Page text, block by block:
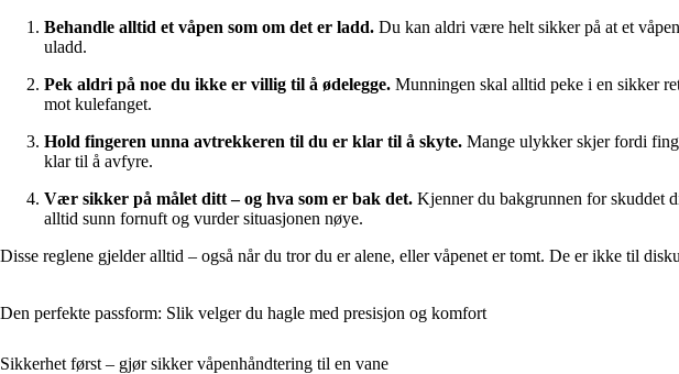
Behandle alltid et våpen som om det er ladd. Du kan aldri være helt sikker på at et
uladd.
Pek aldri på noe du ikke er villig til å ødelegge. Munningen skal alltid peke i en sikker
mot kulefanget.
Hold fingeren unna avtrekkeren til du er klar til å skyte. Mange ulykker skjer fordi
klar til å avfyre.
Vær sikker på målet ditt – og hva som er bak det. Kjenner du bakgrunnen for skuddet
alltid sunn fornuft og vurder situasjonen nøye.
Disse reglene gjelder alltid – også når du tror du er alene, eller våpenet er tomt. De er ikke til
Den perfekte passform: Slik velger du hagle med presisjon og komfort
Sikkerhet først – gjør sikker våpenhåndtering til en vane